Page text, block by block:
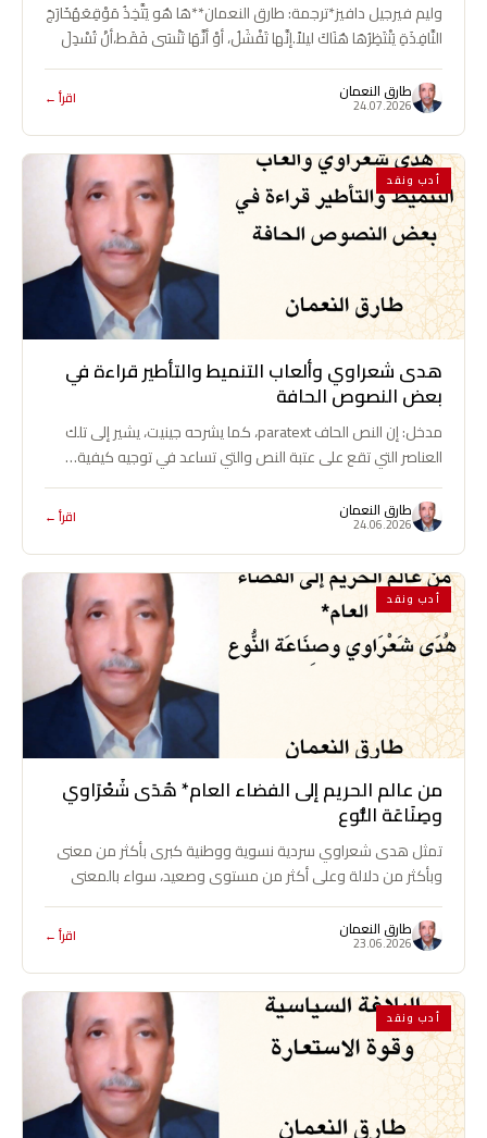
وليم فيرجيل دافيز*ترجمة: طارق النعمان**هَا هُو يَتَّخِذُ مَوْقِعَهُخَارَجَ
النَّافِذَةِ يَنْتَظِرُهَا هُنَاكَ ليلاً.إنَّها تَفْشَلُ، أوْ أنَّهَا تَنْسَى فَقَط،أنْ تُسْدِلَ
السَّتَائِرَ ـــ أمْ أنَّهَا…
طارق النعمان
24.07.2026 اقرأ ←
أدب ونقد
هدى شعراوي وألعاب التنميط والتأطير قراءة في
بعض النصوص الحافة
مدخل: إن النص الحاف paratext، كما يشرحه جينيت، يشير إلى تلك
العناصر التي تقع على عتبة النص والتي تساعد في توجيه كيفية…
طارق النعمان
24.06.2026 اقرأ ←
أدب ونقد
من عالم الحريم إلى الفضاء العام* هُدَى شَعْرَاوي
وصِنَاعَة النُّوع
تمثل هدى شعراوي سردية نسوية ووطنية كبرى بأكثر من معنى
وبأكثر من دلالة وعلى أكثر من مستوى وصعيد، سواء بالمعنى
السياسي والاجتماعي…
طارق النعمان
23.06.2026 اقرأ ←
أدب ونقد